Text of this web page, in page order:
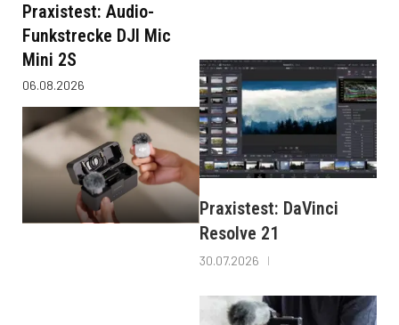
Praxistest: Audio-
Funkstrecke DJI Mic
Mini 2S
06.08.2026
Praxistest: DaVinci
Resolve 21
30.07.2026